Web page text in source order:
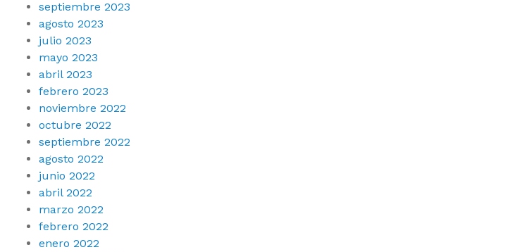
septiembre 2023
agosto 2023
julio 2023
mayo 2023
abril 2023
febrero 2023
noviembre 2022
octubre 2022
septiembre 2022
agosto 2022
junio 2022
abril 2022
marzo 2022
febrero 2022
enero 2022